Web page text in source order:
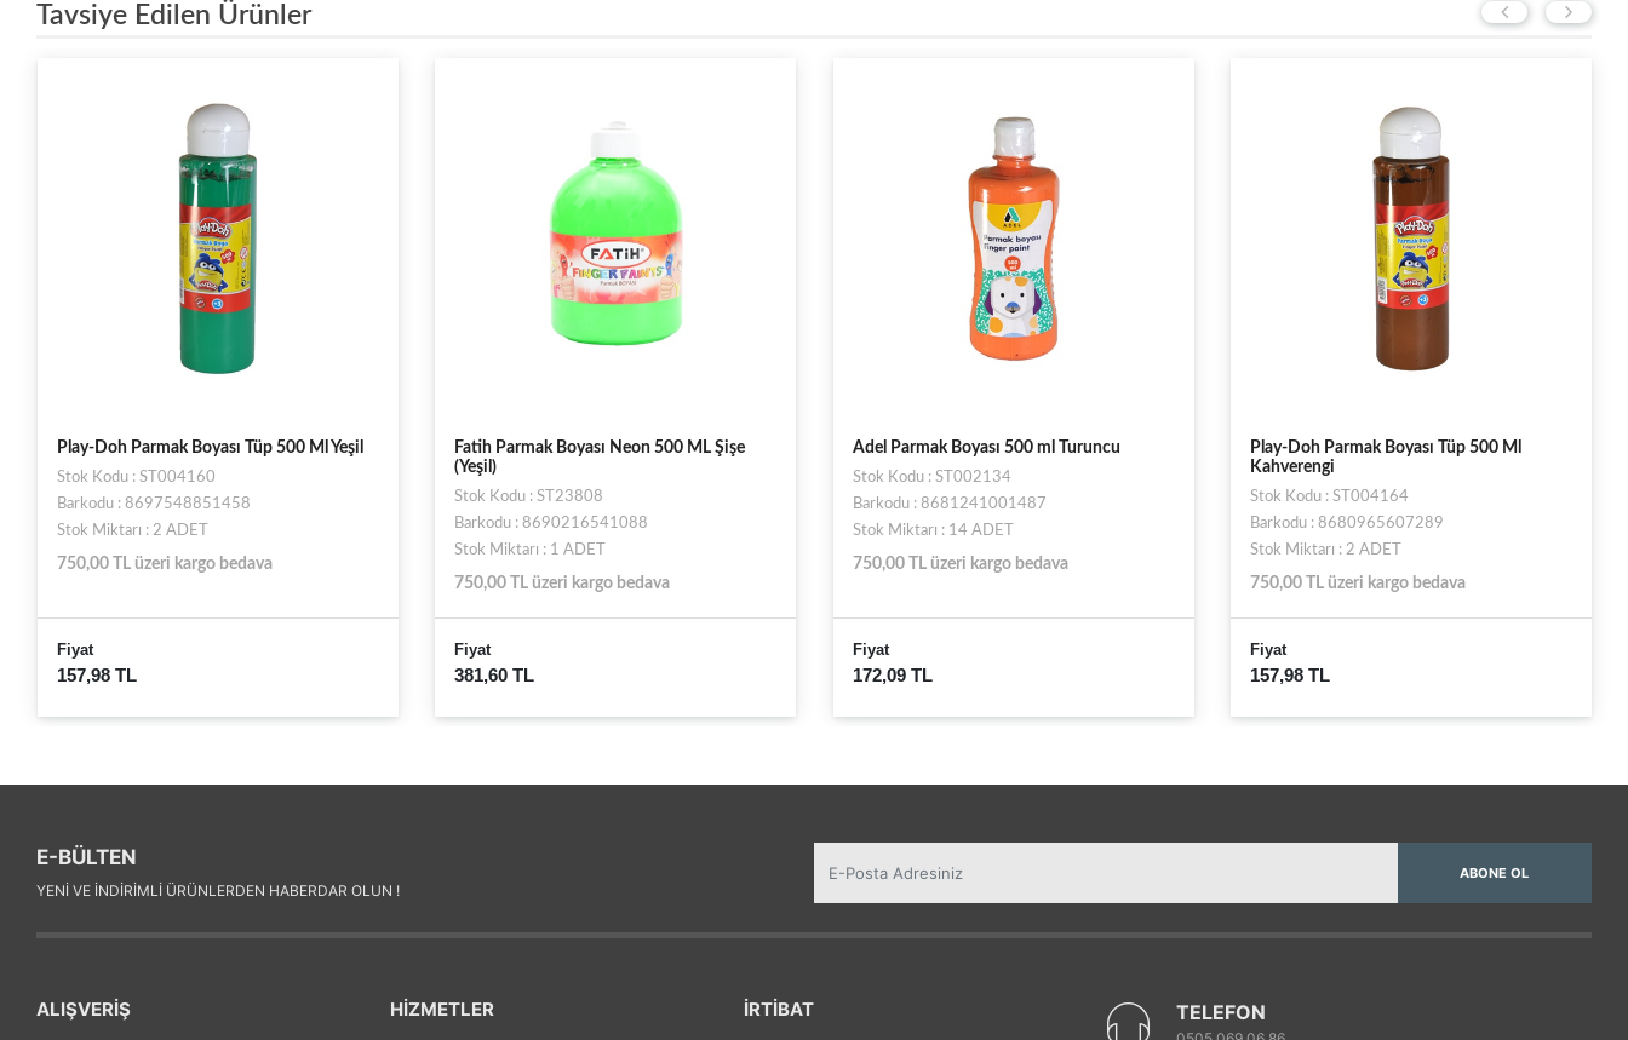
Tavsiye Edilen Ürünler
Play-Doh Parmak Boyası Tüp 500 Ml Yeşil
Stok Kodu : ST004160
Barkodu : 8697548851458
Stok Miktarı : 2 ADET
750,00 TL üzeri kargo bedava
Fiyat
157,98 TL
Fatih Parmak Boyası Neon 500 ML Şişe
(Yeşil)
Stok Kodu : ST23808
Barkodu : 8690216541088
Stok Miktarı : 1 ADET
750,00 TL üzeri kargo bedava
Fiyat
381,60 TL
Adel Parmak Boyası 500 ml Turuncu
Stok Kodu : ST002134
Barkodu : 8681241001487
Stok Miktarı : 14 ADET
750,00 TL üzeri kargo bedava
Fiyat
172,09 TL
Play-Doh Parmak Boyası Tüp 500 Ml
Kahverengi
Stok Kodu : ST004164
Barkodu : 8680965607289
Stok Miktarı : 2 ADET
750,00 TL üzeri kargo bedava
Fiyat
157,98 TL
E-BÜLTEN
YENI VE INDIRIMLI ÜRÜNLERDEN HABERDAR OLUN !
ABONE OL
ALIŞVERİŞ HİZMETLER İRTİBAT TELEFON